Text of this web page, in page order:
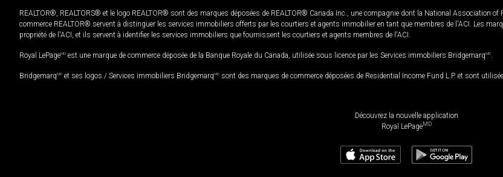
REALTOR®, REALTORS® et le logo REALTOR® sont des marques déposées de REALTOR® Canada Inc., une compagnie dont la National Association
commerce REALTOR® servent à distinguer les services immobiliers offerts par les courtiers et agents immobilier en tant que membres de l'ACI. Les
propriété de l'ACI, et ils servent à identifier les services immobiliers que fournissent les courtiers et agents membres de l'ACI.
Royal LePageMD est une marque de commerce déposée de la Banque Royale du Canada, utilisée sous licence par les Services immobiliers BridgemarqMD
BridgemarqMD et ses logos / Services immobiliers BridgemarqMD sont des marques de commerce déposées de Residential Income Fund L.P. et sont
Découvrez la nouvelle application
Royal LePageMD